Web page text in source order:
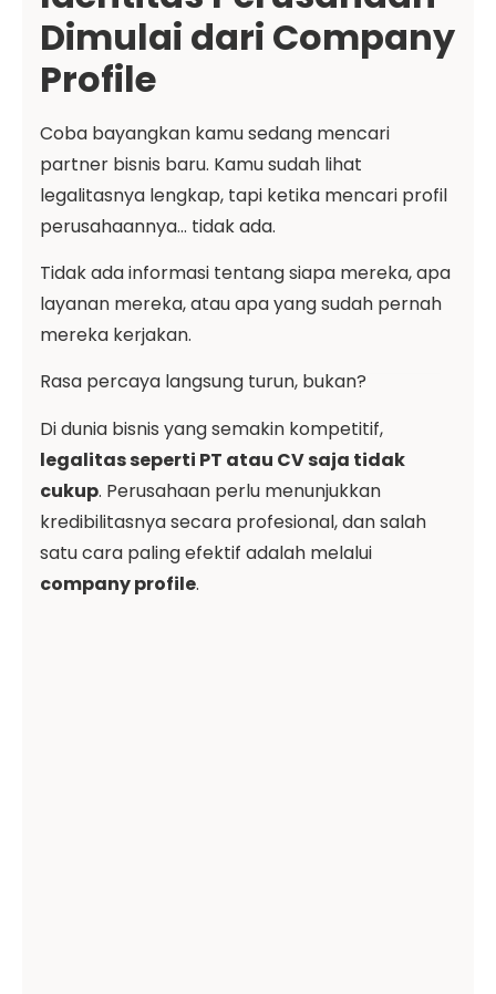
Dimulai dari Company
Profile
Coba bayangkan kamu sedang mencari
partner bisnis baru. Kamu sudah lihat
legalitasnya lengkap, tapi ketika mencari profil
perusahaannya… tidak ada.
Tidak ada informasi tentang siapa mereka, apa
layanan mereka, atau apa yang sudah pernah
mereka kerjakan.
Rasa percaya langsung turun, bukan?
Di dunia bisnis yang semakin kompetitif,
legalitas seperti PT atau CV saja tidak
cukup. Perusahaan perlu menunjukkan
kredibilitasnya secara profesional, dan salah
satu cara paling efektif adalah melalui
company profile.